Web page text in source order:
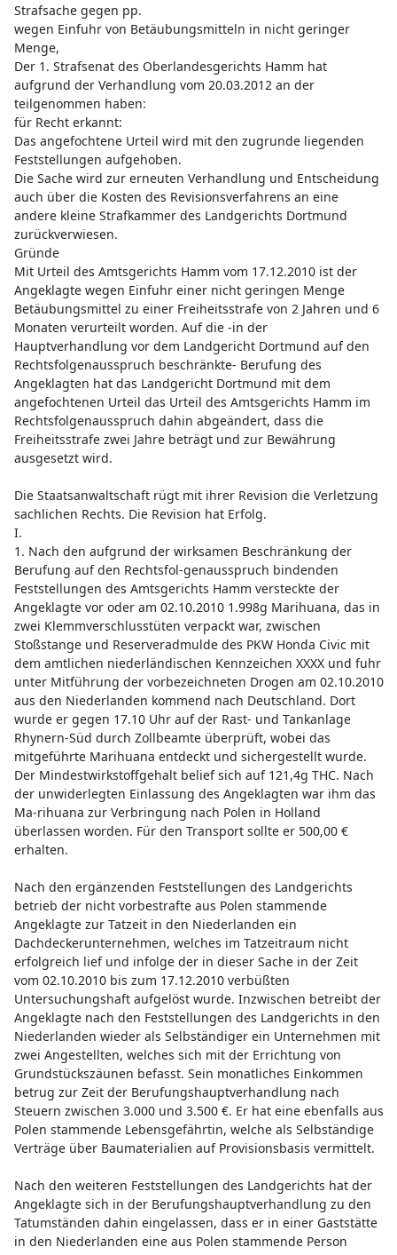
Strafsache gegen pp.
wegen Einfuhr von Betäubungsmitteln in nicht geringer
Menge,
Der 1. Strafsenat des Oberlandesgerichts Hamm hat
aufgrund der Verhandlung vom 20.03.2012 an der
teilgenommen haben:
für Recht erkannt:
Das angefochtene Urteil wird mit den zugrunde liegenden
Feststellungen aufgehoben.
Die Sache wird zur erneuten Verhandlung und Entscheidung
auch über die Kosten des Revisionsverfahrens an eine
andere kleine Strafkammer des Landgerichts Dortmund
zurückverwiesen.
Gründe
Mit Urteil des Amtsgerichts Hamm vom 17.12.2010 ist der
Angeklagte wegen Einfuhr einer nicht geringen Menge
Betäubungsmittel zu einer Freiheitsstrafe von 2 Jahren und 6
Monaten verurteilt worden. Auf die -in der
Hauptverhandlung vor dem Landgericht Dortmund auf den
Rechtsfolgenausspruch beschränkte- Berufung des
Angeklagten hat das Landgericht Dortmund mit dem
angefochtenen Urteil das Urteil des Amtsgerichts Hamm im
Rechtsfolgenausspruch dahin abgeändert, dass die
Freiheitsstrafe zwei Jahre beträgt und zur Bewährung
ausgesetzt wird.
Die Staatsanwaltschaft rügt mit ihrer Revision die Verletzung
sachlichen Rechts. Die Revision hat Erfolg.
I.
1. Nach den aufgrund der wirksamen Beschränkung der
Berufung auf den Rechtsfol-genausspruch bindenden
Feststellungen des Amtsgerichts Hamm versteckte der
Angeklagte vor oder am 02.10.2010 1.998g Marihuana, das in
zwei Klemmverschlusstüten verpackt war, zwischen
Stoßstange und Reserveradmulde des PKW Honda Civic mit
dem amtlichen niederländischen Kennzeichen XXXX und fuhr
unter Mitführung der vorbezeichneten Drogen am 02.10.2010
aus den Niederlanden kommend nach Deutschland. Dort
wurde er gegen 17.10 Uhr auf der Rast- und Tankanlage
Rhynern-Süd durch Zollbeamte überprüft, wobei das
mitgeführte Marihuana entdeckt und sichergestellt wurde.
Der Mindestwirkstoffgehalt belief sich auf 121,4g THC. Nach
der unwiderlegten Einlassung des Angeklagten war ihm das
Ma-rihuana zur Verbringung nach Polen in Holland
überlassen worden. Für den Transport sollte er 500,00 €
erhalten.
Nach den ergänzenden Feststellungen des Landgerichts
betrieb der nicht vorbestrafte aus Polen stammende
Angeklagte zur Tatzeit in den Niederlanden ein
Dachdeckerunternehmen, welches im Tatzeitraum nicht
erfolgreich lief und infolge der in dieser Sache in der Zeit
vom 02.10.2010 bis zum 17.12.2010 verbüßten
Untersuchungshaft aufgelöst wurde. Inzwischen betreibt der
Angeklagte nach den Feststellungen des Landgerichts in den
Niederlanden wieder als Selbständiger ein Unternehmen mit
zwei Angestellten, welches sich mit der Errichtung von
Grundstückszäunen befasst. Sein monatliches Einkommen
betrug zur Zeit der Berufungshauptverhandlung nach
Steuern zwischen 3.000 und 3.500 €. Er hat eine ebenfalls aus
Polen stammende Lebensgefährtin, welche als Selbständige
Verträge über Baumaterialien auf Provisionsbasis vermittelt.
Nach den weiteren Feststellungen des Landgerichts hat der
Angeklagte sich in der Berufungshauptverhandlung zu den
Tatumständen dahin eingelassen, dass er in einer Gaststätte
in den Niederlanden eine aus Polen stammende Person